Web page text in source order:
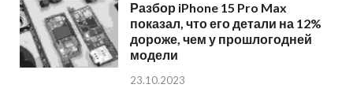
Разбор iPhone 15 Pro Max
показал, что его детали на 12%
дороже, чем у прошлогодней
модели
23.10.2023